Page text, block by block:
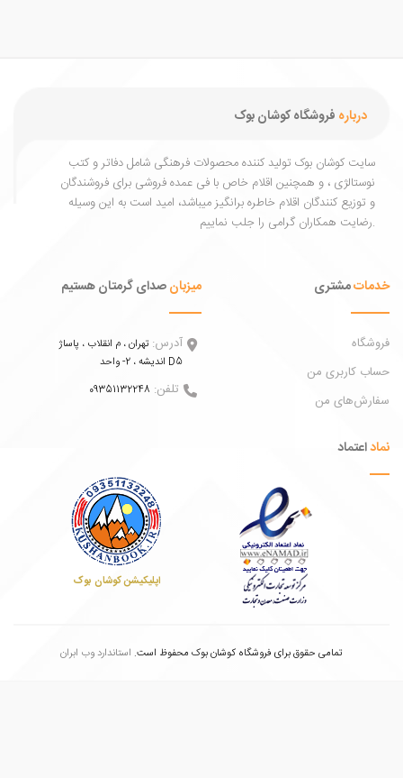
فروشگاه کوشان بوک
کوشان بوک تولید کننده محصولات فرهنگی شامل دفاتر و کتب
، و همچنین اقلام خاص با فی عمده فروشی برای فروشندگان
کنندگان اقلام خاطره برانگیز میباشد، امید است به این وسیله
مشتری
کاربری من
من
صدای گرمتان هستیم
آدرس:تهران ، م انقلاب ، پاساژ
تلفن:09351132248
اپلیکیشن کوشان بوک
تمامی حقوق برای فروشگاه کوشان بوک محفوظ است.استاندارد وب ابران